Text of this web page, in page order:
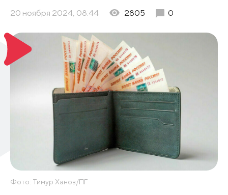
20 ноября 2024, 08:44 2805 0
Фото: Тимур Ханов/ПГ